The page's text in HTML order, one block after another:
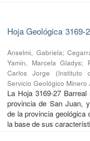
Hoja Geológica
Anselmi, Gabriela;
Yamin, Marcela Gladys;
Carlos Jorge
(Instituto
Servicio Geológico Minero
La Hoja 3169-27
provincia de San Juan,
de la provincia geológica
la base de sus